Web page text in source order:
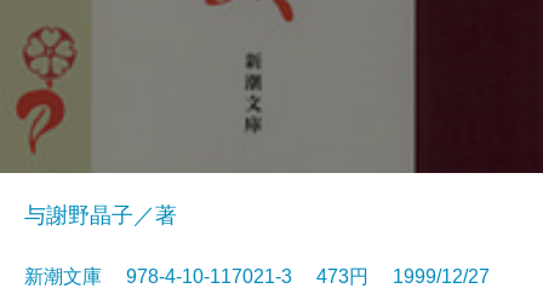
与謝野晶子／著
新潮文庫 978-4-10-117021-3 473円 1999/12/27